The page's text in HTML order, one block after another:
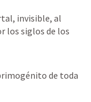
invisible, al
los siglos de los
de toda